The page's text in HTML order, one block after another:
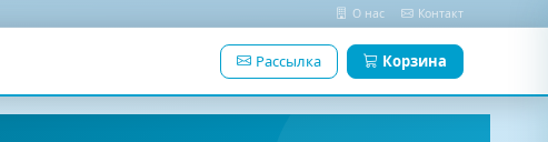
О нас Контакт
Рассылка Корзина